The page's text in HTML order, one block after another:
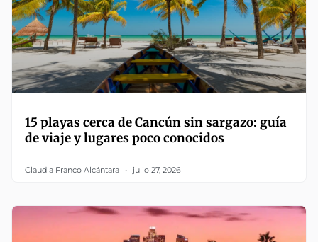
15 playas cerca de Cancún sin sargazo: guía
de viaje y lugares poco conocidos
Claudia Franco Alcántara julio 27, 2026